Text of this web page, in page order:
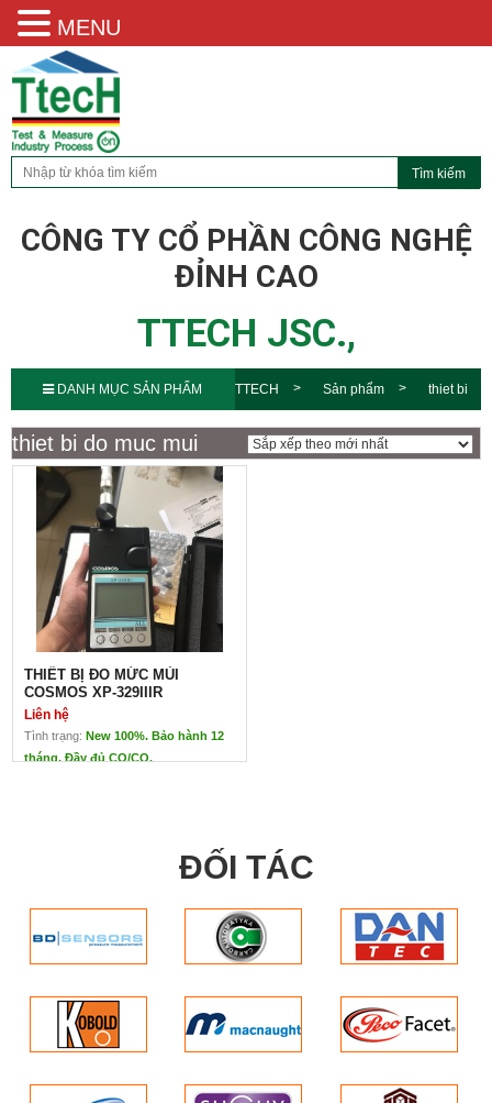
CÔNG TY CỔ PHẦN CÔNG NGHỆ
ĐỈNH CAO
TTECH JSC.,
DANH MỤC SẢN PHẨM TTECH Sản phẩm thiet bi
do muc mui
thiet bi do muc mui
THIẾT BỊ ĐO MỨC MÙI
COSMOS XP-329IIIR
Liên hệ
Tình trạng: New 100%. Bảo hành 12
tháng. Đầy đủ CO/CQ.
Xuất xứ: Cosmos - Nhật Bản
TTECH ĐẠI DIỆN CHÍNH HÃNG CỦA COSMOS TẠI VIỆT
Đo các loại: Mùi hương, mùi hôi
XEM THÊM CÁC SẢN PHẨM LIÊN QUAN TẠI ĐÂY
ĐỐI TÁC
MENU